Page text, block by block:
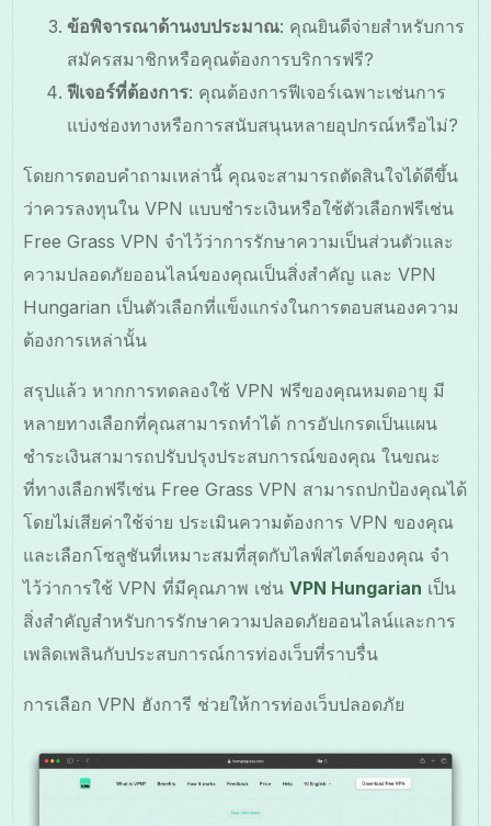
ข้อพิจารณาด้านงบประมาณ: คุณยินดีจ่ายสำหรับการ
สมัครสมาชิกหรือคุณต้องการบริการฟรี?
ฟีเจอร์ที่ต้องการ: คุณต้องการฟีเจอร์เฉพาะเช่นการ
แบ่งช่องทางหรือการสนับสนุนหลายอุปกรณ์หรือไม่?
โดยการตอบคำถามเหล่านี้ คุณจะสามารถตัดสินใจได้ดีขึ้น
ว่าควรลงทุนใน VPN แบบชำระเงินหรือใช้ตัวเลือกฟรีเช่น
Free Grass VPN จำไว้ว่าการรักษาความเป็นส่วนตัวและ
ความปลอดภัยออนไลน์ของคุณเป็นสิ่งสำคัญ และ VPN
Hungarian เป็นตัวเลือกที่แข็งแกร่งในการตอบสนองความ
ต้องการเหล่านั้น
สรุปแล้ว หากการทดลองใช้ VPN ฟรีของคุณหมดอายุ มี
หลายทางเลือกที่คุณสามารถทำได้ การอัปเกรดเป็นแผน
ชำระเงินสามารถปรับปรุงประสบการณ์ของคุณ ในขณะ
ที่ทางเลือกฟรีเช่น Free Grass VPN สามารถปกป้องคุณได้
โดยไม่เสียค่าใช้จ่าย ประเมินความต้องการ VPN ของคุณ
และเลือกโซลูชันที่เหมาะสมที่สุดกับไลฟ์สไตล์ของคุณ จำ
ไว้ว่าการใช้ VPN ที่มีคุณภาพ เช่นVPN Hungarian เป็น
สิ่งสำคัญสำหรับการรักษาความปลอดภัยออนไลน์และการ
เพลิดเพลินกับประสบการณ์การท่องเว็บที่ราบรื่น
การเลือก VPN ฮังการี ช่วยให้การท่องเว็บปลอดภัย